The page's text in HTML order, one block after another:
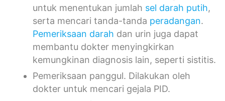
untuk menentukan jumlah sel darah putih,
serta mencari tanda-tanda peradangan.
Pemeriksaan darah dan urin juga dapat
membantu dokter menyingkirkan
kemungkinan diagnosis lain, seperti sistitis.
Pemeriksaan panggul. Dilakukan oleh
dokter untuk mencari gejala PID.